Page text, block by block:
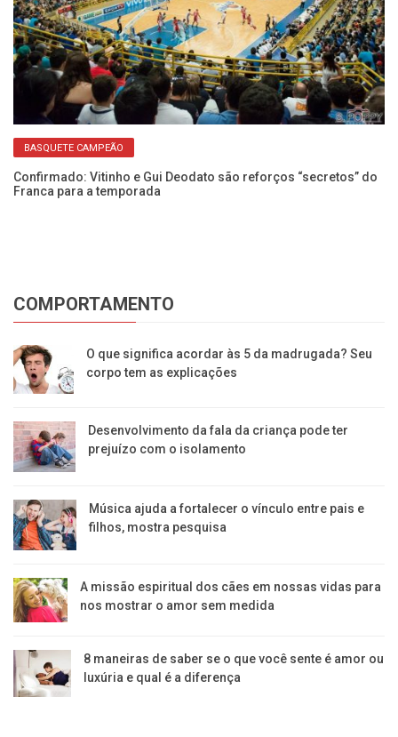
BASQUETE CAMPEÃO
Confirmado: Vitinho e Gui Deodato são reforços “secretos” do
Franca para a temporada
COMPORTAMENTO
O que significa acordar às 5 da madrugada? Seu
corpo tem as explicações
Desenvolvimento da fala da criança pode ter
prejuízo com o isolamento
Música ajuda a fortalecer o vínculo entre pais e
filhos, mostra pesquisa
A missão espiritual dos cães em nossas vidas para
nos mostrar o amor sem medida
8 maneiras de saber se o que você sente é amor ou
luxúria e qual é a diferença